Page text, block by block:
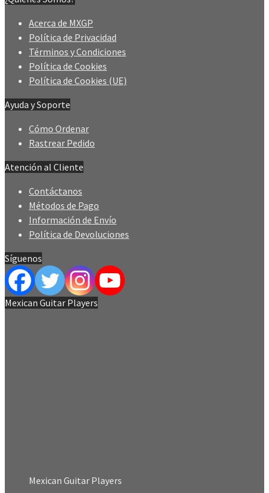
Acerca de MXGP
Política de Privacidad
Términos y Condiciones
Política de Cookies
Política de Cookies (UE)
Ayuda y Soporte
Cómo Ordenar
Rastrear Pedido
Atención al Cliente
Contáctanos
Métodos de Pago
Información de Envío
Política de Devoluciones
Síguenos
Mexican Guitar Players
Mexican Guitar Players